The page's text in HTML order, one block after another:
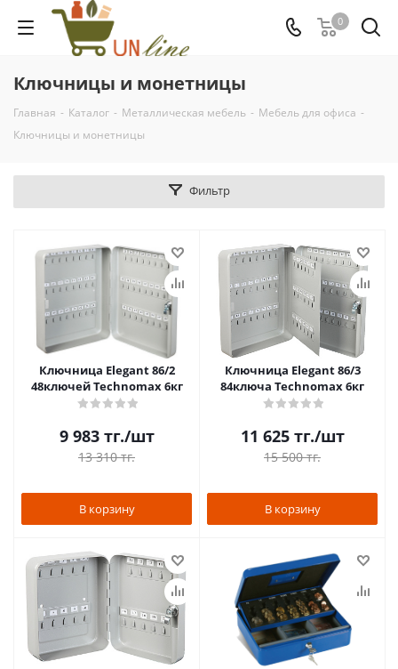
0
Ключницы и монетницы
Главная - Каталог - Металлическая мебель - Мебель для офиса -
Ключницы и монетницы
Фильтр
Ключница Elegant 86/2
48ключей Technomax 6кг
9 983тг./шт
13 310тг.
В корзину
Ключница Elegant 86/3
84ключа Technomax 6кг
11 625тг./шт
15 500тг.
В корзину